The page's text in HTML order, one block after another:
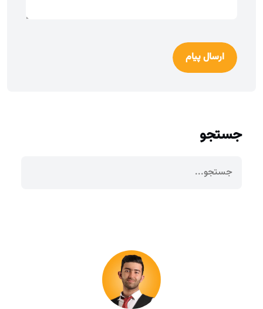
ارسال پیام
جستجو